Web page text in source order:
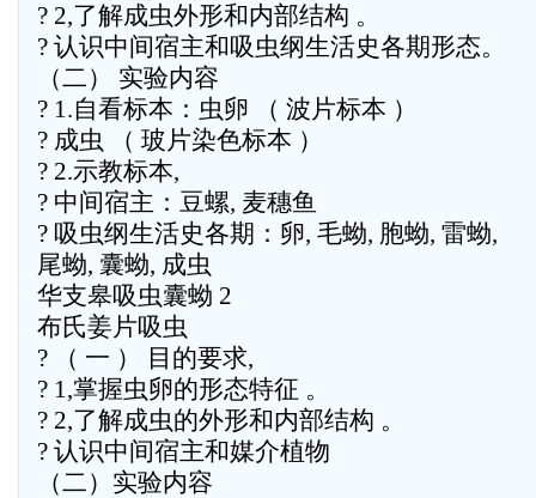
? 2,了解成虫外形和内部结构 。
? 认识中间宿主和吸虫纲生活史各期形态。
（二） 实验内容
? 1.自看标本：虫卵 （ 波片标本 ）
? 成虫 （ 玻片染色标本 ）
? 2.示教标本,
? 中间宿主：豆螺, 麦穗鱼
? 吸虫纲生活史各期：卵, 毛蚴, 胞蚴, 雷蚴,
尾蚴, 囊蚴, 成虫
华支皋吸虫囊蚴 2
布氏姜片吸虫
? （ 一 ） 目的要求,
? 1,掌握虫卵的形态特征 。
? 2,了解成虫的外形和内部结构 。
? 认识中间宿主和媒介植物
（二）实验内容